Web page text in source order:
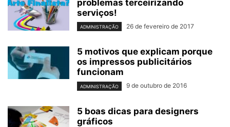
problemas terceirizando
serviços!
ADMINISTRAÇÃO 26 de fevereiro de 2017
5 motivos que explicam porque
os impressos publicitários
funcionam
ADMINISTRAÇÃO 9 de outubro de 2016
5 boas dicas para designers
gráficos